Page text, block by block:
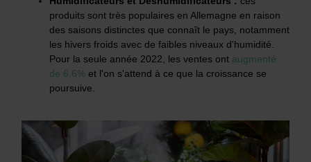
produits sont très populaires en Allemagne en raison
des saisons distinctes que connaît le pays, notamment
les hivers froids avec de faibles niveaux d'humidité.
Pour la seule année 2022, les ventes ont augmenté
de 6,6% et l'on s'attend à ce que la croissance se
poursuive.